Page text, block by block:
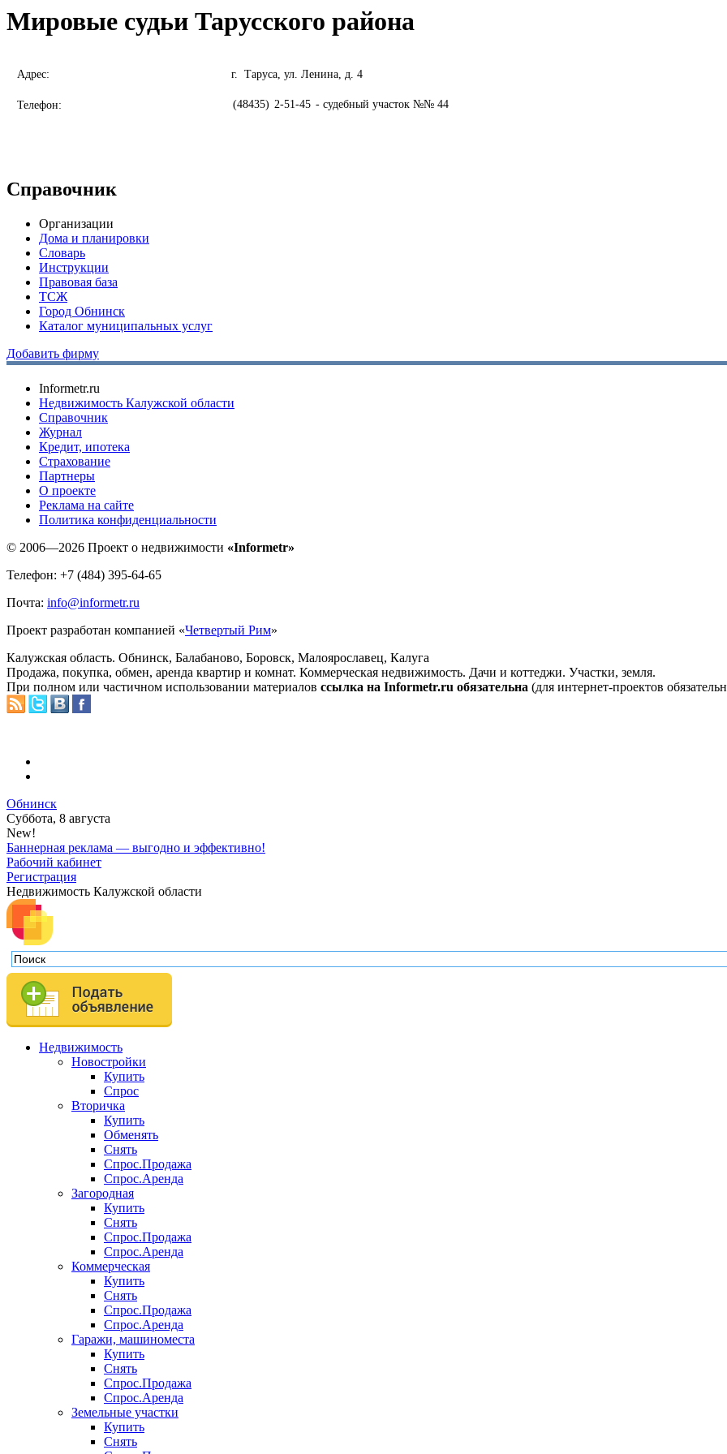
Мировые судьи Тарусского района
Адрес: г. Таруса, ул. Ленина, д. 4
Телефон: (48435) 2-51-45 - судебный участок №№ 44
Справочник
Организации
Дома и планировки
Словарь
Инструкции
Правовая база
ТСЖ
Город Обнинск
Каталог муниципальных услуг
Добавить фирму
Informetr.ru
Недвижимость Калужской области
Справочник
Журнал
Кредит, ипотека
Страхование
Партнеры
O проекте
Реклама на сайте
Политика конфиденциальности
© 2006—2026 Проект о недвижимости «Informetr»
Телефон: +7 (484) 395-64-65
Почта: info@informetr.ru
Проект разработан компанией «Четвертый Рим»
Калужская область. Обнинск, Балабаново, Боровск, Малоярославец, Калуга
Продажа, покупка, обмен, аренда квартир и комнат. Коммерческая недвижимость. Дачи и коттеджи. Участки, земля.
При полном или частичном использовании материалов ссылка на Informetr.ru обязательна (для интернет-проектов
Обнинск
Суббота, 8 августа
New!
Баннерная реклама — выгодно и эффективно!
Рабочий кабинет
Регистрация
Недвижимость Калужской области
Недвижимость
Новостройки
Купить
Спрос
Вторичка
Купить
Обменять
Снять
Спрос.Продажа
Спрос.Аренда
Загородная
Купить
Снять
Спрос.Продажа
Спрос.Аренда
Коммерческая
Купить
Снять
Спрос.Продажа
Спрос.Аренда
Гаражи, машиноместа
Купить
Снять
Спрос.Продажа
Спрос.Аренда
Земельные участки
Купить
Снять